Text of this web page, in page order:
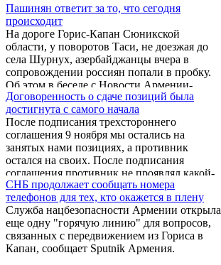
передвижения по межгосударственной
дороге Капан-Ереван (М2) и ряда
населенных районов Капана. Об этом он
написал у себя на странице в Facebook,
сообщает Newsarmenia.am.
Пашинян ответит за то, что сегодня
происходит
На дороге Горис-Капан Сюникской
области, у поворотов Таси, не доезжая до
села Шурнух, азербайджанцы вчера в
сопровождении россиян попали в пробку.
Об этом в беседе с Новости Армении-
NEWS.am сообщил заместитель мэра Гориса
Менуа Овсепян.
Договоренность о сдаче позиций была
достигнута с самого начала
После подписания трехстороннего
соглашения 9 ноября мы остались на
занятых нами позициях, а противник
остался на своих. После подписания
соглашения противник не проявлял какой-
либо агрессии, и казалось, что он чего-то
ждет. Об этом в Национальном Собрании в
ходе рабочего обсуждения,
организованного парламентской фракцией
партии "Процветающая Армения",
представляя сложившуюся в регионе
СНБ продолжает сообщать номера
телефонов для тех, кто окажется в плену
Служба нацбезопасности Армении открыла
еще одну "горячую линию" для вопросов,
связанных с передвижением из Гориса в
Капан, сообщает Sputnik Армения.